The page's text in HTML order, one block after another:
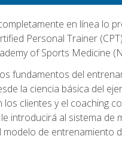
en línea lo
Personal Trainer
of Sports Medicine
fundamentos del
la ciencia básica del
los clientes y el coaching
introducirá al sistema de
modelo de entrenamiento